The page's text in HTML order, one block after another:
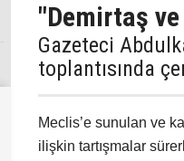
"Demirtaş
Gazeteci
toplantısında
Meclis’e sunulan ve
ilişkin tartışmalar